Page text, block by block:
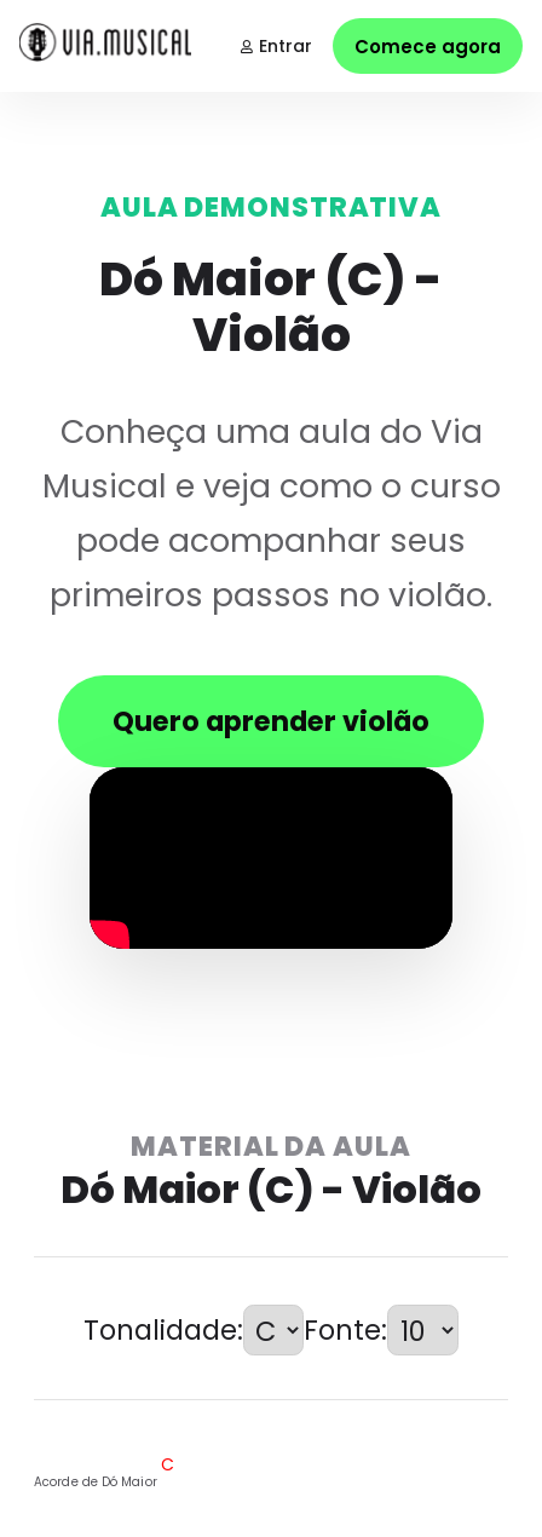
Entrar Comece agora
AULA DEMONSTRATIVA
Dó Maior (C) -
Violão
Conheça uma aula do Via
Musical e veja como o curso
pode acompanhar seus
primeiros passos no violão.
Quero aprender violão
MATERIAL DA AULA
Dó Maior (C) - Violão
Tonalidade: Fonte:
C
Acorde de Dó Maior